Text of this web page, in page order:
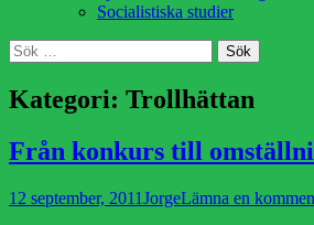
Socialistiska studier
Sök
Sök
efter:
Kategori: Trollhättan
Från konkurs till
Publicerad
12 september, 2011 Författare
JorgeLämna en